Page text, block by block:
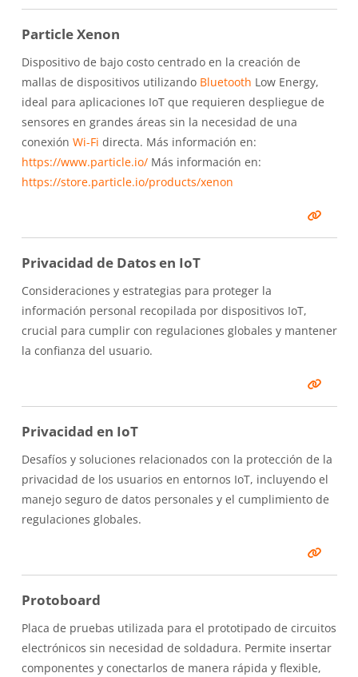
Particle Xenon
Dispositivo de bajo costo centrado en la creación de
mallas de dispositivos utilizando Bluetooth Low Energy,
ideal para aplicaciones IoT que requieren despliegue de
sensores en grandes áreas sin la necesidad de una
conexión Wi-Fi directa. Más información en:
https://www.particle.io/Más información en:
https://store.particle.io/products/xenon
Privacidad de Datos en IoT
Consideraciones y estrategias para proteger la
información personal recopilada por dispositivos IoT,
crucial para cumplir con regulaciones globales y mantener
la confianza del usuario.
Privacidad en IoT
Desafíos y soluciones relacionados con la protección de la
privacidad de los usuarios en entornos IoT, incluyendo el
manejo seguro de datos personales y el cumplimiento de
regulaciones globales.
Protoboard
Placa de pruebas utilizada para el prototipado de circuitos
electrónicos sin necesidad de soldadura. Permite insertar
componentes y conectarlos de manera rápida y flexible,